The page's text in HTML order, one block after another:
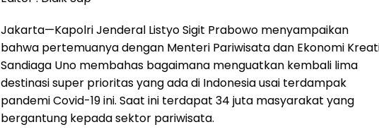
Jakarta—Kapolri Jenderal Listyo Sigit Prabowo menyampaikan
bahwa pertemuanya dengan Menteri Pariwisata dan Ekonomi
Sandiaga Uno membahas bagaimana menguatkan kembali lima
destinasi super prioritas yang ada di Indonesia usai terdampak
pandemi Covid-19 ini. Saat ini terdapat 34 juta masyarakat yang
bergantung kepada sektor pariwisata.